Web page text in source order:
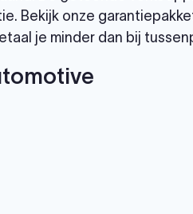
Bekijk onze
je minder dan bij